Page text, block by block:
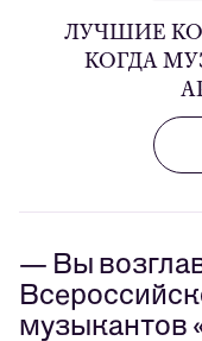
ЛУЧШИЕ
КОГДА
— Вы
музыкантов